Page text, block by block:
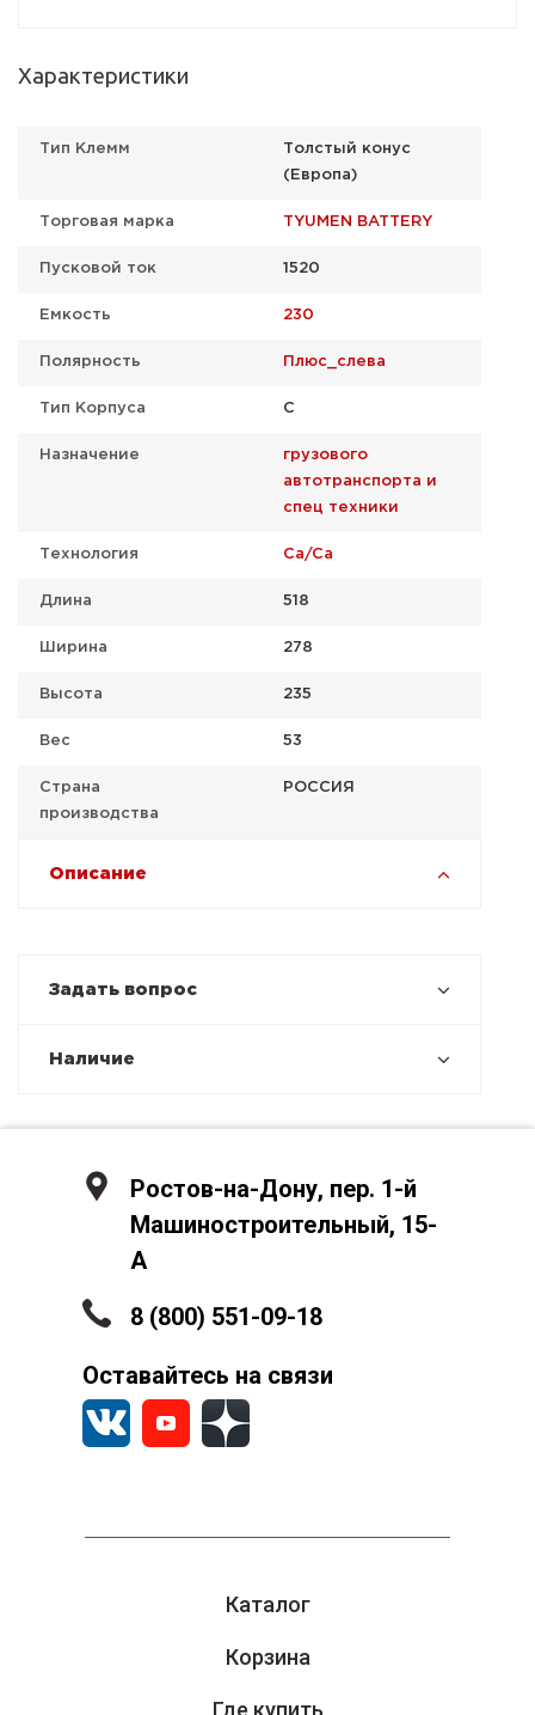
Характеристики
Тип Клемм
Толстый конус
(Европа)
Торговая марка TYUMEN BATTERY
Пусковой ток 1520
Емкость 230
Полярность Плюс_слева
Тип Корпуса C
Назначение
грузового
автотранспорта и
спец техники
Технология Ca/Ca
Длина 518
Ширина 278
Высота 235
Вес 53
Страна
производства
РОССИЯ
Описание
Задать вопрос
Наличие
Каталог
Корзина
Где купить
Ростов-на-Дону, пер. 1-й
Машиностроительный, 15-
А
8 (800) 551-09-18
Оставайтесь на связи